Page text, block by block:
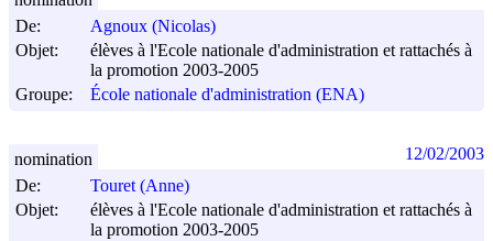
De:
Agnoux (Nicolas)
Objet:
élèves à l'Ecole nationale d'administration et rattachés à
la promotion 2003-2005
Groupe:
École nationale d'administration (ENA)
De:
Touret (Anne)
Objet:
élèves à l'Ecole nationale d'administration et rattachés à
la promotion 2003-2005
nomination 12/02/2003